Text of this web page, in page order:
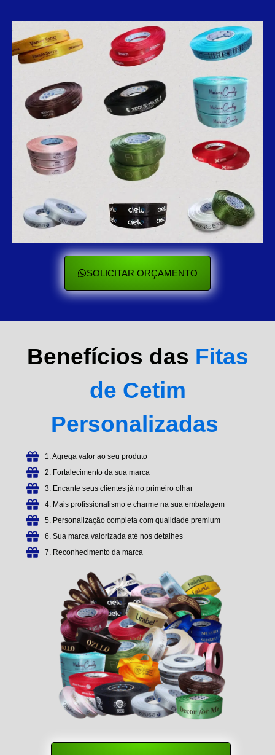
SOLICITAR ORÇAMENTO
Benefícios das Fitas
de Cetim
Personalizadas
1. Agrega valor ao seu produto
2. Fortalecimento da sua marca
3. Encante seus clientes já no primeiro olhar
4. Mais profissionalismo e charme na sua embalagem
5. Personalização completa com qualidade premium
6. Sua marca valorizada até nos detalhes
7. Reconhecimento da marca